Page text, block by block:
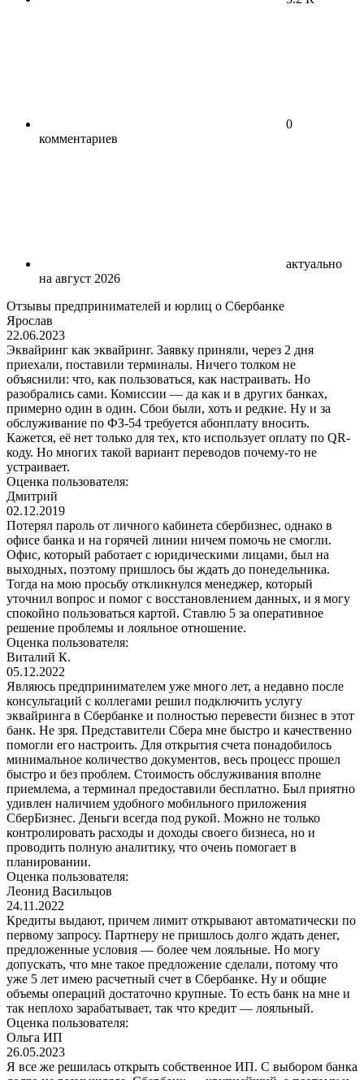
0
комментариев
актуально
на август 2026
Отзывы предпринимателей и юрлиц о Сбербанке
Ярослав
22.06.2023
Эквайринг как эквайринг. Заявку приняли, через 2 дня
приехали, поставили терминалы. Ничего толком не
объяснили: что, как пользоваться, как настраивать. Но
разобрались сами. Комиссии — да как и в других банках,
примерно один в один. Сбои были, хоть и редкие. Ну и за
обслуживание по ФЗ-54 требуется абонплату вносить.
Кажется, её нет только для тех, кто использует оплату по QR-
коду. Но многих такой вариант переводов почему-то не
устраивает.
Оценка пользователя:
Дмитрий
02.12.2019
Потерял пароль от личного кабинета сбербизнес, однако в
офисе банка и на горячей линии ничем помочь не смогли.
Офис, который работает с юридическими лицами, был на
выходных, поэтому пришлось бы ждать до понедельника.
Тогда на мою просьбу откликнулся менеджер, который
уточнил вопрос и помог с восстановлением данных, и я могу
спокойно пользоваться картой. Ставлю 5 за оперативное
решение проблемы и лояльное отношение.
Оценка пользователя:
Виталий К.
05.12.2022
Являюсь предпринимателем уже много лет, а недавно после
консультаций с коллегами решил подключить услугу
эквайринга в Сбербанке и полностью перевести бизнес в этот
банк. Не зря. Представители Сбера мне быстро и качественно
помогли его настроить. Для открытия счета понадобилось
минимальное количество документов, весь процесс прошел
быстро и без проблем. Стоимость обслуживания вполне
приемлема, а терминал предоставили бесплатно. Был приятно
удивлен наличием удобного мобильного приложения
СберБизнес. Деньги всегда под рукой. Можно не только
контролировать расходы и доходы своего бизнеса, но и
проводить полную аналитику, что очень помогает в
планировании.
Оценка пользователя:
Леонид Васильцов
24.11.2022
Кредиты выдают, причем лимит открывают автоматически по
первому запросу. Партнеру не пришлось долго ждать денег,
предложенные условия — более чем лояльные. Но могу
допускать, что мне такое предложение сделали, потому что
уже 5 лет имею расчетный счет в Сбербанке. Ну и общие
объемы операций достаточно крупные. То есть банк на мне и
так неплохо зарабатывает, так что кредит — лояльный.
Оценка пользователя:
Ольга ИП
26.05.2023
Я все же решилась открыть собственное ИП. С выбором банка